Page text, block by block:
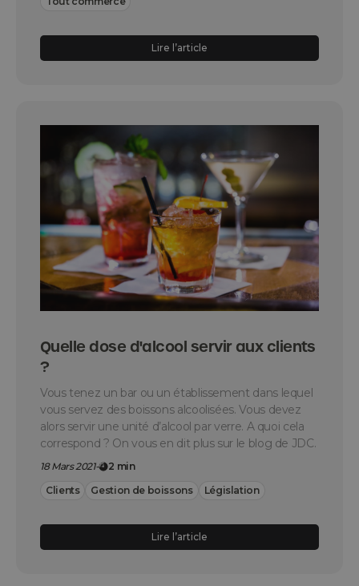
Lire l’article
Quelle dose d'alcool servir aux clients
?
Vous tenez un bar ou un établissement dans lequel
vous servez des boissons alcoolisées. Vous devez
alors servir une unité d’alcool par verre. A quoi cela
correspond ? On vous en dit plus sur le blog de JDC.
18 Mars 2021-
2 min
Clients
Gestion de boissons Législation
Lire l’article